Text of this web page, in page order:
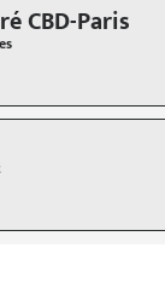
CBD-Paris